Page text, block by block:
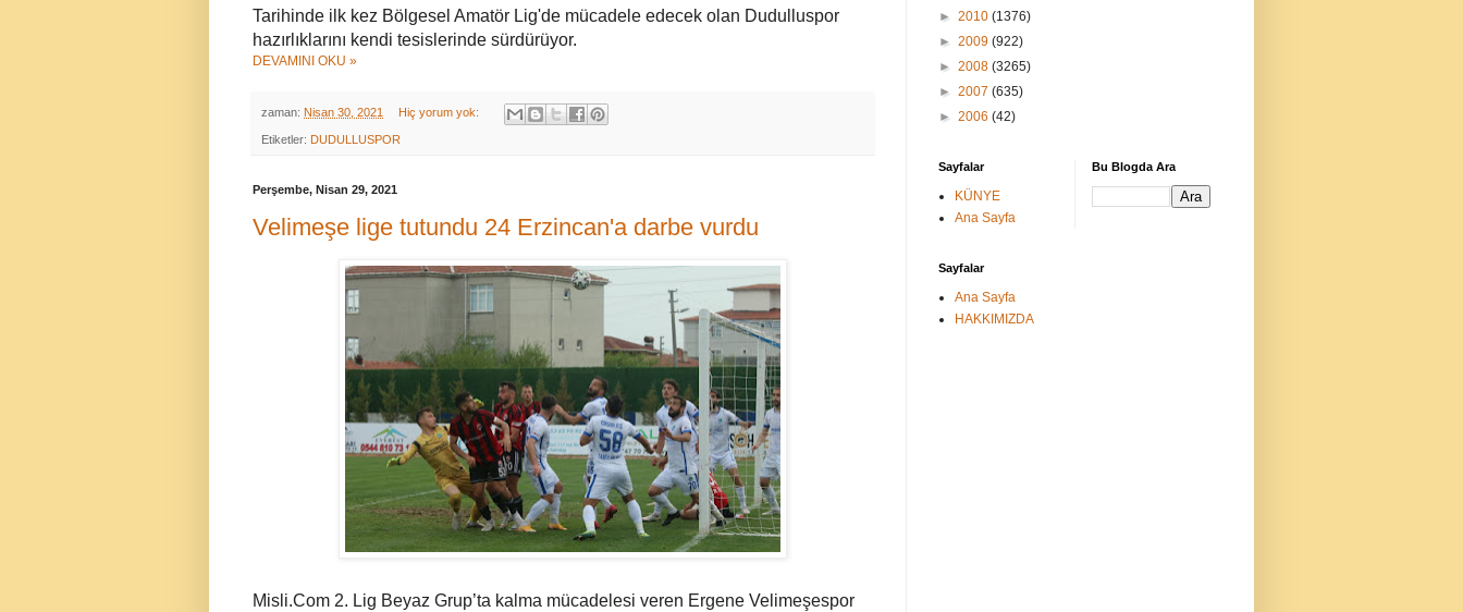
Tarihinde ilk kez Bölgesel Amatör Lig'de mücadele edecek olan Dudulluspor
hazırlıklarını kendi tesislerinde sürdürüyor.
DEVAMINI OKU »
zaman: Nisan 30, 2021 Hiç yorum yok:
Etiketler: DUDULLUSPOR
Perşembe, Nisan 29, 2021
Velimeşe lige tutundu 24 Erzincan'a darbe vurdu
Misli.Com 2. Lig Beyaz Grup’ta kalma mücadelesi veren Ergene Velimeşespor
► 2010 (1376)
► 2009 (922)
► 2008 (3265)
► 2007 (635)
► 2006 (42)
Sayfalar
KÜNYE
Ana Sayfa
Bu Blogda Ara
Sayfalar
Ana Sayfa
HAKKIMIZDA